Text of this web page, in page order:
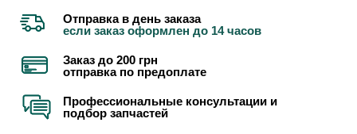
Отправка в день заказа
если заказ оформлен до 14 часов
Заказ до 200 грн
отправка по предоплате
Профессиональные консультации и
подбор запчастей